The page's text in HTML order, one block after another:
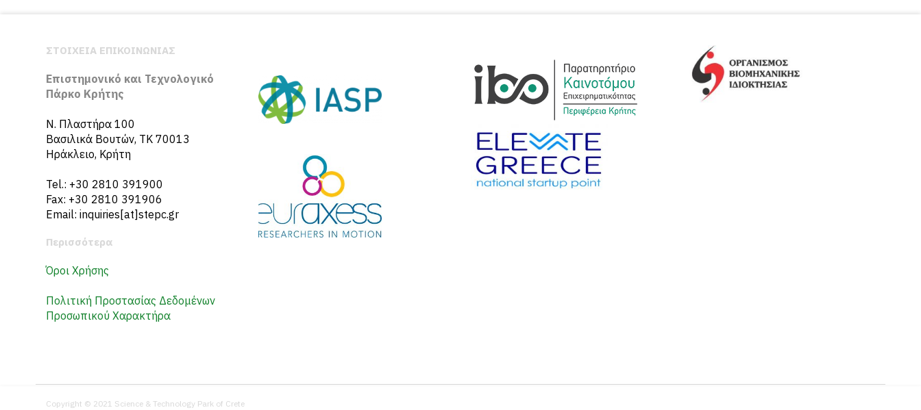
ΣΤΟΙΧΕΙΑ ΕΠΙΚΟΙΝΩΝΙΑΣ
Επιστημονικό και Τεχνολογικό
Πάρκο Κρήτης
N. Πλαστήρα 100
Βασιλικά Βουτών, ΤΚ 70013
Ηράκλειο, Κρήτη
Tel.: +30 2810 391900
Fax: +30 2810 391906
Email: inquiries[at]stepc.gr
Περισσότερα
Όροι Χρήσης
Πολιτική Προστασίας Δεδομένων
Προσωπικού Χαρακτήρα
Copyright © 2021 Science & Technology Park of Crete